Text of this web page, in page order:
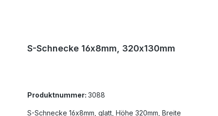
S-Schnecke 16x8mm, 320x130mm
Produktnummer: 3088
S-Schnecke 16x8mm, glatt, Höhe 320mm, Breite